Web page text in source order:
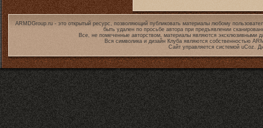
ARMDGroup.ru - это открытый ресурс, позволяющий публиковать материалы любому
быть удален по просьбе автора при предъявлении
Все, не помеченные авторством, материалы являются эксклюзивными
Вся символика и дизайн Клуба являются собственностью
Сайт управляется системой uCoz.